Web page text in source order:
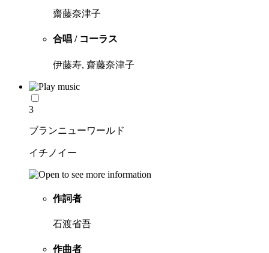
齋藤奈津子
合唱 / コーラス
伊藤寿, 齋藤奈津子
3
ブランニューワールド
イチノイー
作詞者
石渡省吾
作曲者